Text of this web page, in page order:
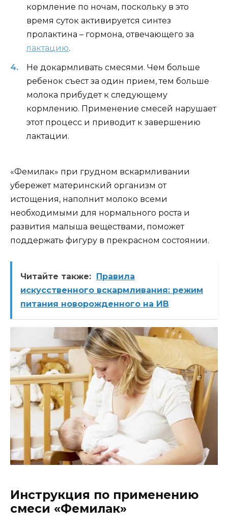
кормление по ночам, поскольку в это
время суток активируется синтез
пролактина – гормона, отвечающего за
лактацию.
Не докармливать смесями. Чем больше
ребенок съест за один прием, тем больше
молока прибудет к следующему
кормлению. Применение смесей нарушает
этот процесс и приводит к завершению
лактации.
«Фемилак» при грудном вскармливании
убережет материнский организм от
истощения, наполнит молоко всеми
необходимыми для нормального роста и
развития малыша веществами, поможет
поддержать фигуру в прекрасном состоянии.
Читайте также: Правила
искусственного вскармливания: режим
питания новорожденного на ИВ
Инструкция по применению
смеси «Фемилак»